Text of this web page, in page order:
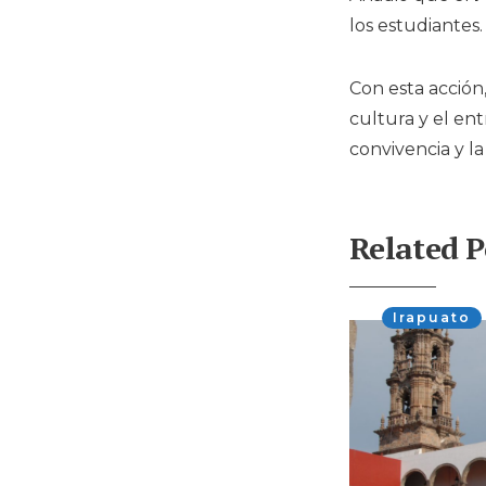
los estudiantes.
Con esta
cultura y el
convivencia y
Related
Irapuato